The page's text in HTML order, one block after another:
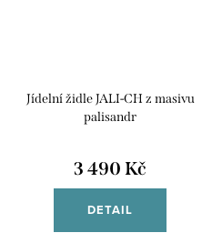
Jídelní židle JALI-CH z masivu
palisandr
3 490 Kč
DETAIL